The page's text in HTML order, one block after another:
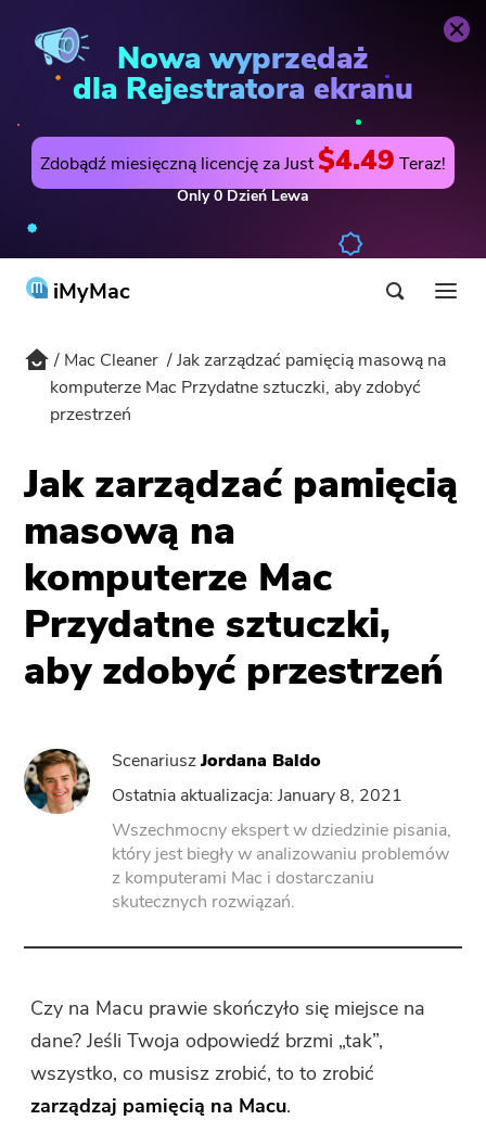
Nowa wyprzedaż
dla Rejestratora ekranu
Zdobądź miesięczną licencję za Just$4.49 Teraz!
Only0 DzieńLewa
iMyMac
Produkt i rozwiązanie
Użyteczność
PowerMyMac
ZasilanieOdinstaluj
Konwerter wideo
Screen Recorder
Online
Darmowy konwerter wideo
Darmowy kompresor PDF
Sklep
Wsparcie
Mac Cleaner
Mac Cleaner
Jak zarządzać pamięcią masową na
komputerze Mac Przydatne sztuczki, aby zdobyć
przestrzeń
Jak zarządzać pamięcią
masową na
komputerze Mac
Przydatne sztuczki,
aby zdobyć przestrzeń
ScenariuszJordana Baldo
Ostatnia aktualizacja: January 8, 2021
Wszechmocny ekspert w dziedzinie pisania,
który jest biegły w analizowaniu problemów
z komputerami Mac i dostarczaniu
skutecznych rozwiązań.
Czy na Macu prawie skończyło się miejsce na
dane? Jeśli Twoja odpowiedź brzmi „tak”,
wszystko, co musisz zrobić, to to zrobić
zarządzaj pamięcią na Macu.